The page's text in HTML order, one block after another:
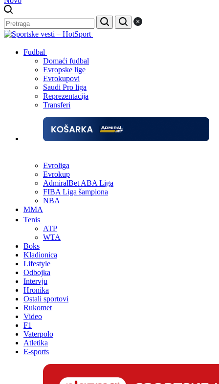
Fudbal
Domaći fudbal
Evropske lige
Evrokupovi
Saudi Pro liga
Reprezentacija
Transferi
Evroliga
Evrokup
AdmiralBet ABA Liga
FIBA Liga šampiona
NBA
MMA
Tenis
ATP
WTA
Boks
Kladionica
Lifestyle
Odbojka
Intervju
Hronika
Ostali sportovi
Rukomet
Video
F1
Vaterpolo
Atletika
E-sports